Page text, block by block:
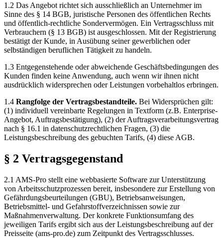
1.2 Das Angebot richtet sich ausschließlich an Unternehmer im
Sinne des § 14 BGB, juristische Personen des öffentlichen Rechts
und öffentlich-rechtliche Sondervermögen. Ein Vertragsschluss mit
Verbrauchern (§ 13 BGB) ist ausgeschlossen. Mit der Registrierung
bestätigt der Kunde, in Ausübung seiner gewerblichen oder
selbständigen beruflichen Tätigkeit zu handeln.
1.3 Entgegenstehende oder abweichende Geschäftsbedingungen des
Kunden finden keine Anwendung, auch wenn wir ihnen nicht
ausdrücklich widersprechen oder Leistungen vorbehaltlos erbringen.
1.4 Rangfolge der Vertragsbestandteile. Bei Widersprüchen gilt:
(1) individuell vereinbarte Regelungen in Textform (z.B. Enterprise-
Angebot, Auftragsbestätigung), (2) der Auftragsverarbeitungsvertrag
nach § 16.1 in datenschutzrechtlichen Fragen, (3) die
Leistungsbeschreibung des gebuchten Tarifs, (4) diese AGB.
§ 2 Vertragsgegenstand
2.1 AMS-Pro stellt eine webbasierte Software zur Unterstützung
von Arbeitsschutzprozessen bereit, insbesondere zur Erstellung von
Gefährdungsbeurteilungen (GBU), Betriebsanweisungen,
Betriebsmittel- und Gefahrstoffverzeichnissen sowie zur
Maßnahmenverwaltung. Der konkrete Funktionsumfang des
jeweiligen Tarifs ergibt sich aus der Leistungsbeschreibung auf der
Preisseite (ams-pro.de) zum Zeitpunkt des Vertragsschlusses.